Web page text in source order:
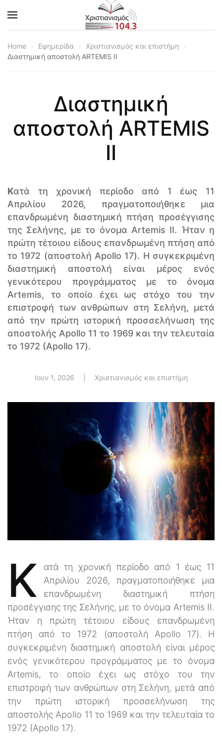
Skip to main content
Home Εφημερίδα
Χριστιανισμός και επιστήμη
Διαστημική αποστολή ARTEMIS II
Διαστημική
αποστολή ARTEMIS
II
Κατά τη χρονική περίοδο από 1 έως 11
Απριλίου 2026, πραγματοποιήθηκε μια
επανδρωμένη διαστημική πτήση προσέγγισης
της Σελήνης, με το όνομα Artemis II. Ήταν η
πρώτη τέτοιου είδους επανδρωμένη πτήση από
το 1972 (αποστολή Apollo 17). Η συγκεκριμένη
διαστημική αποστολή είναι μέρος ενός
γενικότερου προγράμματος με το όνομα
Artemis, το οποίο έχει ως στόχο του την
επιστροφή των ανθρώπων στη Σελήνη, μετά
από την πρώτη ιστορική προσσελήνωση της
αποστολής Apollo 11 το 1969 και την τελευταία
το 1972 (Apollo 17).
Ιουν 1, 2026 Χριστιανισμός και επιστήμη
Κ
ατά τη χρονική περίοδο από 1 έως 11
Απριλίου 2026, πραγματοποιήθηκε μια
επανδρωμένη διαστημική πτήση
προσέγγισης της Σελήνης, με το όνομα Artemis II.
Ήταν η πρώτη τέτοιου είδους επανδρωμένη
πτήση από το 1972 (αποστολή Apollo 17). Η
συγκεκριμένη διαστημική αποστολή είναι μέρος
ενός γενικότερου προγράμματος με το όνομα
Artemis, το οποίο έχει ως στόχο του την
επιστροφή των ανθρώπων στη Σελήνη, μετά από
την πρώτη ιστορική προσσελήνωση της
αποστολής Apollo 11 το 1969 και την τελευταία το
1972 (Apollo 17).